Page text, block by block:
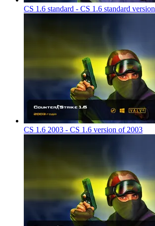
CS 1.6 standard - CS 1.6 standard version
CS 1.6 2003 - CS 1.6 version of 2003